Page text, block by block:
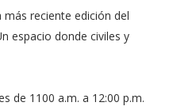
reciente edición del
espacio donde civiles y
de 1100 a.m. a 12:00 p.m.